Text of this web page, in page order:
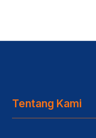
Tentang Kami